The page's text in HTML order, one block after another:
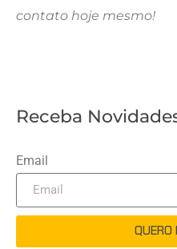
contato hoje mesmo!
Receba
Email
QUERO